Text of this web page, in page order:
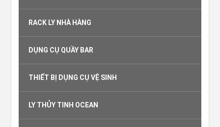
RACK LY NHÀ HÀNG
DỤNG CỤ QUẦY BAR
THIẾT BỊ DỤNG CỤ VỆ SINH
LY THỦY TINH OCEAN